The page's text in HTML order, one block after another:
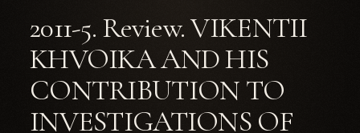
2011-5. Review. VIKENTII
KHVOIKA AND HIS
CONTRIBUTION TO
INVESTIGATIONS OF